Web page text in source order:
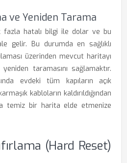
ve Yeniden Tarama
fazla hatalı bilgi ile dolar ve bu
gelir. Bu durumda en sağlıklı
üzerinden mevcut haritayı
taramasını sağlamaktır.
evdeki tüm kapıların açık
kabloların kaldırıldığından
temiz bir harita elde etmenize
(Hard Reset)